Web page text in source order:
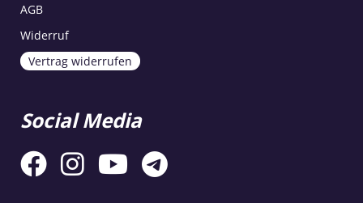
AGB
Widerruf
Vertrag widerrufen
Social Media